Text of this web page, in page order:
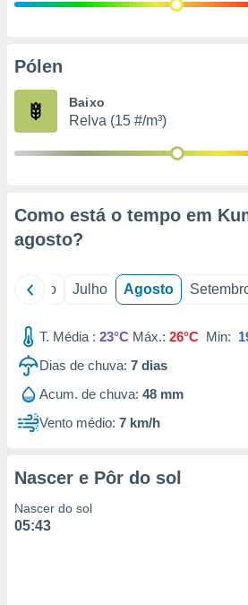
e
de
Pólen
Baixo
Relva (15 #/m³)
Como está o tempo em
agosto?
Junho Julho Agosto
T. Média : 23°C Máx.: 26°C Min:
Dias de chuva: 7 dias
Acum. de chuva: 48 mm
Vento médio: 7 km/h
Nascer e Pôr do sol
Nascer do sol
05:43